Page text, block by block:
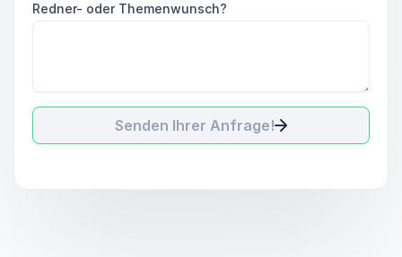
Redner- oder Themenwunsch?
Senden Ihrer Anfrage!